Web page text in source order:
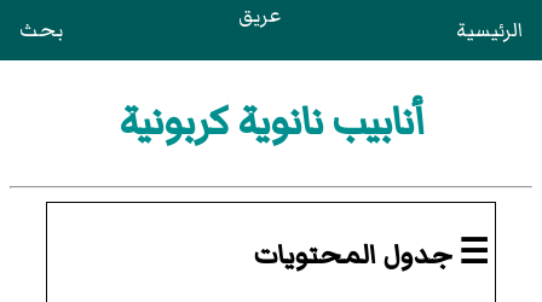
الرئيسية عريق بحث
أنابيب نانوية كربونية
☰ جدول المحتويات